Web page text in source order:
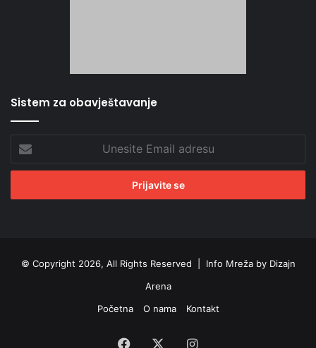
Sistem za obavještavanje
Email
adresu
© Copyright 2026, All Rights Reserved | Info Mreža by Dizajn
Arena
Početna
O nama Kontakt
Facebook Instagram